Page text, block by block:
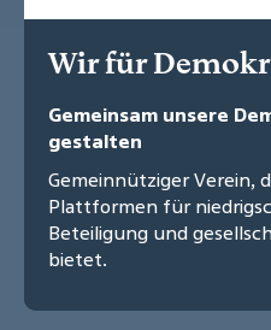
Wir für
Gemeinsam unsere
gestalten
Gemeinnütziger Verein,
Plattformen für
Beteiligung und
bietet.